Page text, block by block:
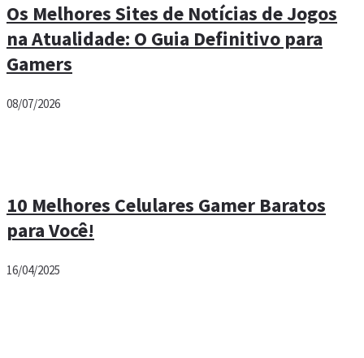
Os Melhores Sites de Notícias de Jogos
na Atualidade: O Guia Definitivo para
Gamers
08/07/2026
10 Melhores Celulares Gamer Baratos
para Você!
16/04/2025